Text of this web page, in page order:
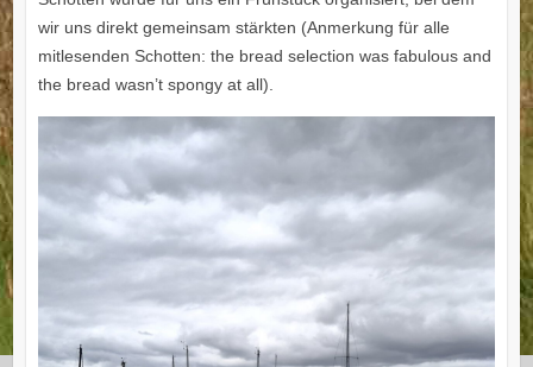
wir uns direkt gemeinsam stärkten (Anmerkung für alle
mitlesenden Schotten: the bread selection was fabulous and
the bread wasn’t spongy at all).